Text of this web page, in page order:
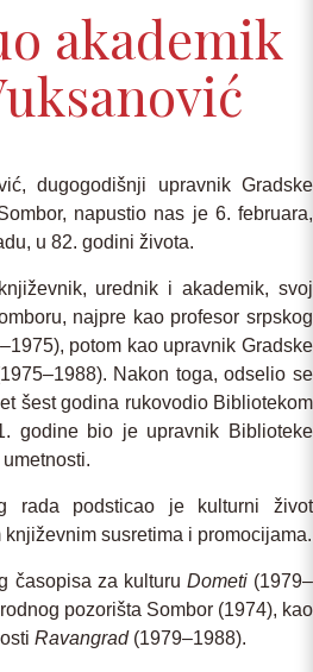
akademik
dugogodišnji upravnik Gradske
napustio nas je 6. februara,
u 82. godini života.
urednik i akademik, svoj
najpre kao profesor srpskog
potom kao upravnik Gradske
Nakon toga, odselio se
šest godina rukovodio Bibliotekom
godine bio je upravnik Biblioteke
rada podsticao je kulturni život
susretima i promocijama.
časopisa za kulturu Dometi(1979–
pozorišta Sombor (1974), kao
Ravangrad(1979–1988).